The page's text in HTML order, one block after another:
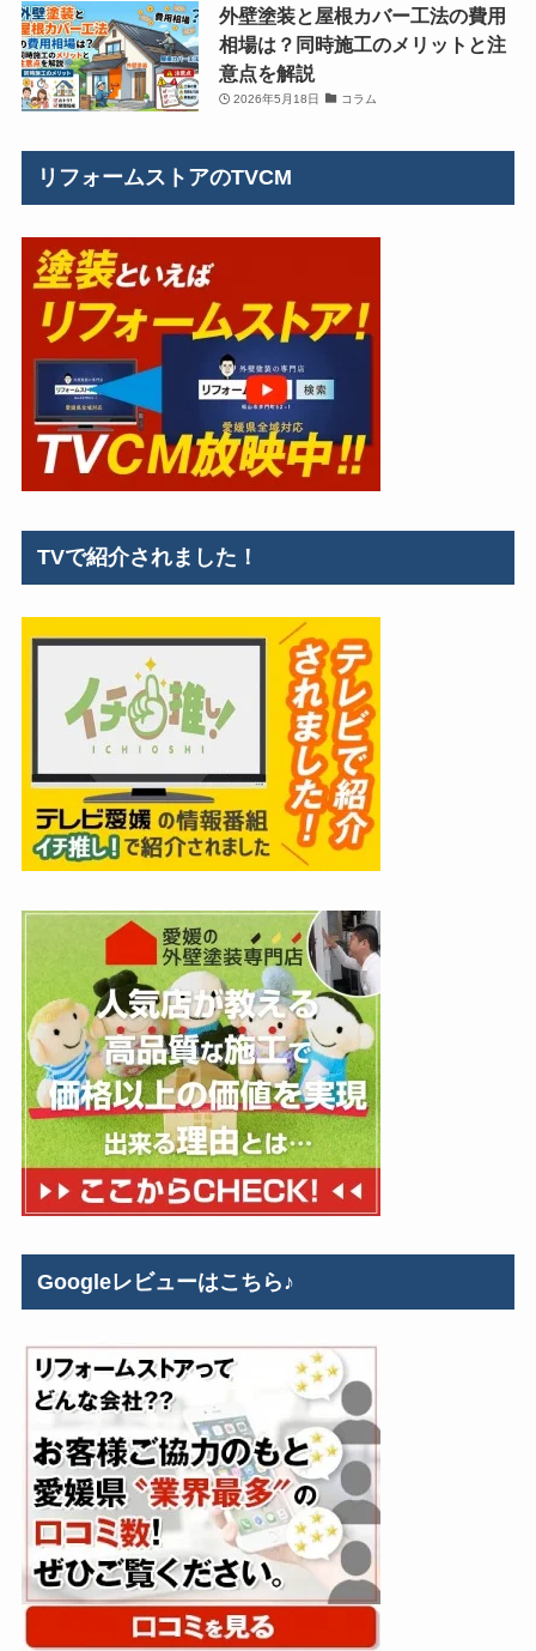
外壁塗装と屋根カバー工法の費用
相場は？同時施工のメリットと注
意点を解説
2026年5月18日 コラム
リフォームストアのTVCM
TVで紹介されました！
Googleレビューはこちら♪